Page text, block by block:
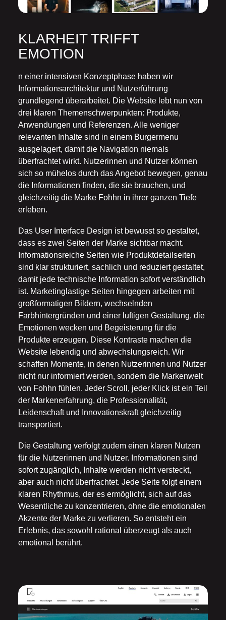
KLARHEIT TRIFFT
EMOTION
n einer intensiven Konzeptphase haben wir
Informationsarchitektur und Nutzerführung
grundlegend überarbeitet. Die Website lebt nun von
drei klaren Themenschwerpunkten: Produkte,
Anwendungen und Referenzen. Alle weniger
relevanten Inhalte sind in einem Burgermenu
ausgelagert, damit die Navigation niemals
überfrachtet wirkt. Nutzerinnen und Nutzer können
sich so mühelos durch das Angebot bewegen, genau
die Informationen finden, die sie brauchen, und
gleichzeitig die Marke Fohhn in ihrer ganzen Tiefe
erleben.
Das User Interface Design ist bewusst so gestaltet,
dass es zwei Seiten der Marke sichtbar macht.
Informationsreiche Seiten wie Produktdetailseiten
sind klar strukturiert, sachlich und reduziert gestaltet,
damit jede technische Information sofort verständlich
ist. Marketinglastige Seiten hingegen arbeiten mit
großformatigen Bildern, wechselnden
Farbhintergründen und einer luftigen Gestaltung, die
Emotionen wecken und Begeisterung für die
Produkte erzeugen. Diese Kontraste machen die
Website lebendig und abwechslungsreich. Wir
schaffen Momente, in denen Nutzerinnen und Nutzer
nicht nur informiert werden, sondern die Markenwelt
von Fohhn fühlen. Jeder Scroll, jeder Klick ist ein Teil
der Markenerfahrung, die Professionalität,
Leidenschaft und Innovationskraft gleichzeitig
transportiert.
Die Gestaltung verfolgt zudem einen klaren Nutzen
für die Nutzerinnen und Nutzer. Informationen sind
sofort zugänglich, Inhalte werden nicht versteckt,
aber auch nicht überfrachtet. Jede Seite folgt einem
klaren Rhythmus, der es ermöglicht, sich auf das
Wesentliche zu konzentrieren, ohne die emotionalen
Akzente der Marke zu verlieren. So entsteht ein
Erlebnis, das sowohl rational überzeugt als auch
emotional berührt.